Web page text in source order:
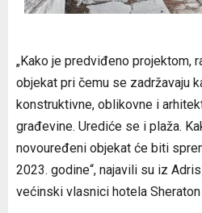
„Kako je predviđeno projektom,
objekat pri čemu se zadržavaju
konstruktivne, oblikovne i
građevine. Urediće se i plaža.
novouređeni objekat će biti
2023. godine“, najavili su iz
većinski vlasnici hotela